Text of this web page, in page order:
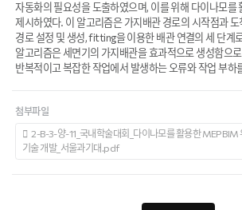
자동화의 필요성을 도출하였으며, 이를 위해 다이나모를
제시하였다. 이 알고리즘은 가지배관 경로의 시작점과 도
경로 설정 및 생성, fitting을 이용한 배관 연결의 세 단계
알고리즘은 세면기의 가지배관을 효과적으로 생성함으
반복적이고 복잡한 작업에서 발생하는 오류와 작업 부하
첨부파일
2-B-3-양-11_국내학술대회_다이나모를 활용한 MEP BIM
기술 개발_서울과기대.pdf